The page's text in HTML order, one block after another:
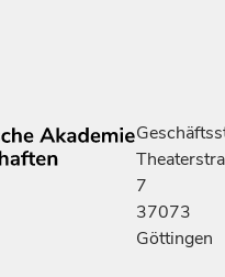
7
37073
Göttingen